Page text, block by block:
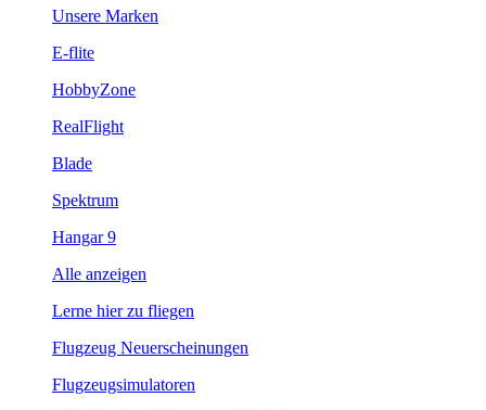
Unsere Marken
E-flite
HobbyZone
RealFlight
Blade
Spektrum
Hangar 9
Alle anzeigen
Lerne hier zu fliegen
Flugzeug Neuerscheinungen
Flugzeugsimulatoren